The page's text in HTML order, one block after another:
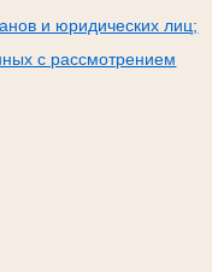
и юридических лиц;
с рассмотрением